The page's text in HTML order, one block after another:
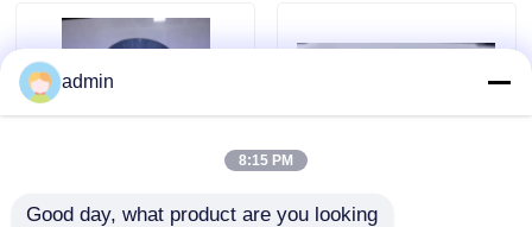
뉴스
항공 부분
admin
8:15 PM
Good day, what product are you looking